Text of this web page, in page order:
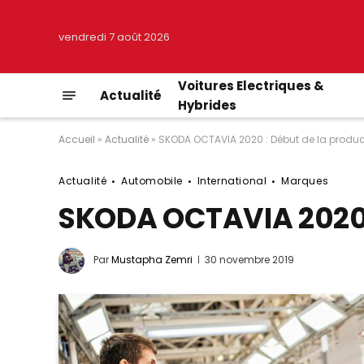
vendredi 7 août 2026
Actualité
Voitures Electriques &
Hybrides
Accueil » Actualité » SKODA OCTAVIA 2020 : Début de la
Actualité Automobile International Marques
SKODA OCTAVIA
ParMustapha Zemri 30 novembre 2019